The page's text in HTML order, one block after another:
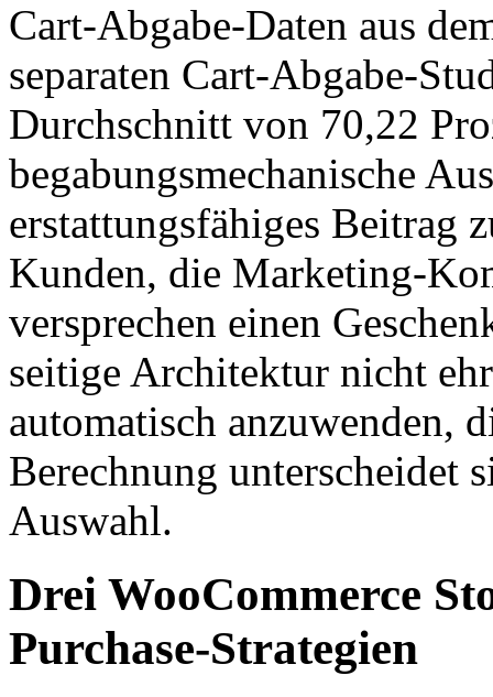
Cart-Abgabe-Daten aus
separaten Cart-Abgabe-
Durchschnitt von 70,22
begabungsmechanische
erstattungsfähiges Beitrag
Kunden, die Marketing-
versprechen einen
seitige Architektur nicht
automatisch anzuwenden,
Berechnung unterscheidet
Auswahl.
Drei WooCommerce
Purchase-Strategien